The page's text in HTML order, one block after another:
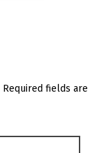
Required fields are